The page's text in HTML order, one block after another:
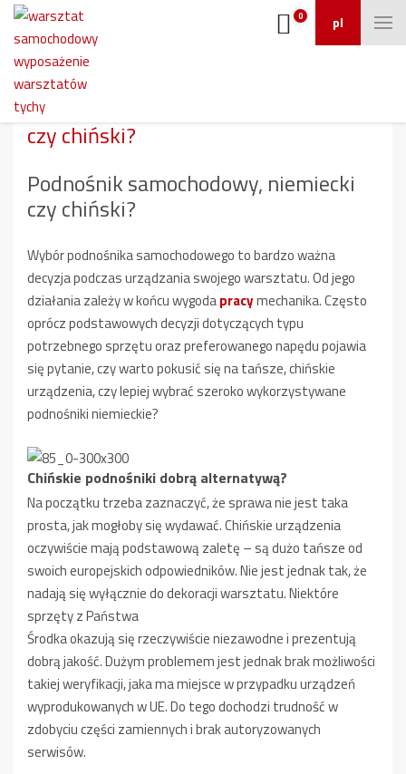
pl
0
Podnośnik samochodowy, niemiecki
czy chiński?
Podnośnik samochodowy, niemiecki
czy chiński?
Wybór podnośnika samochodowego to bardzo ważna
decyzja podczas urządzania swojego warsztatu. Od jego
działania zależy w końcu wygodapracymechanika. Często
oprócz podstawowych decyzji dotyczących typu
potrzebnego sprzętu oraz preferowanego napędu pojawia
się pytanie, czy warto pokusić się na tańsze, chińskie
urządzenia, czy lepiej wybrać szeroko wykorzystywane
podnośniki niemieckie?
Chińskie podnośniki dobrą alternatywą?
Na początku trzeba zaznaczyć, że sprawa nie jest taka
prosta, jak mogłoby się wydawać. Chińskie urządzenia
oczywiście mają podstawową zaletę – są dużo tańsze od
swoich europejskich odpowiedników. Nie jest jednak tak, że
nadają się wyłącznie do dekoracji warsztatu. Niektóre
sprzęty z Państwa
Środka okazują się rzeczywiście niezawodne i prezentują
dobrą jakość. Dużym problemem jest jednak brak możliwości
takiej weryfikacji, jaka ma miejsce w przypadku urządzeń
wyprodukowanych w UE. Do tego dochodzi trudność w
zdobyciu części zamiennych i brak autoryzowanych
serwisów.